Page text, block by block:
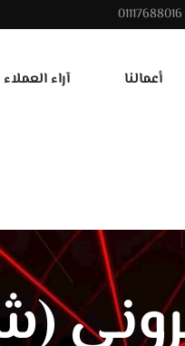
أعمالنا آراء العملاء